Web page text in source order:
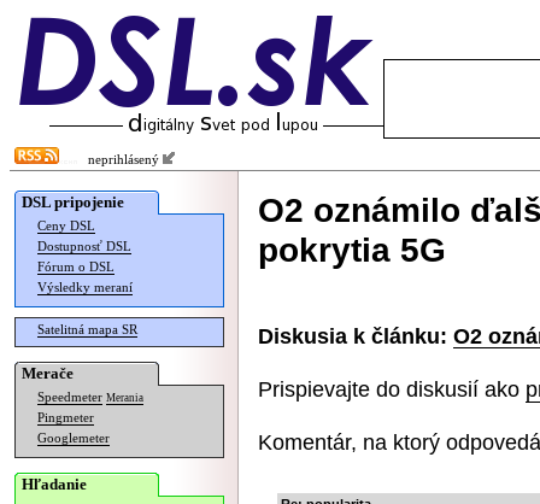
neprihlásený
DSL pripojenie
Ceny DSL
Dostupnosť DSL
Fórum o DSL
Výsledky meraní
Satelitná mapa SR
Merače
Speedmeter Merania
Pingmeter
Googlemeter
Hľadanie
O2 oznámilo
pokrytia 5G
Diskusia k článku: O2
Prispievajte do diskusií ako
Komentár, na ktorý